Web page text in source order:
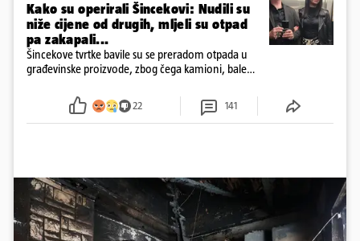
Kako su operirali Šincekovi: Nudili su
niže cijene od drugih, mljeli su otpad
pa zakapali...
Šincekove tvrtke bavile su se preradom otpada u
građevinske proizvode, zbog čega kamioni, bale
22 141